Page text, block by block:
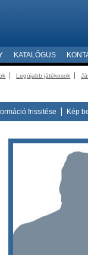
KATALÓGUS
Legújabb játékosok
frissitése Kép